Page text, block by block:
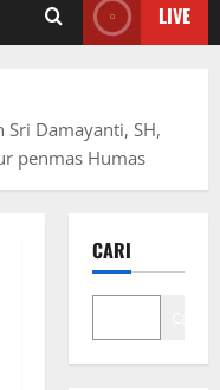
LIVE
Sri Damayanti, SH,
penmas Humas
CARI